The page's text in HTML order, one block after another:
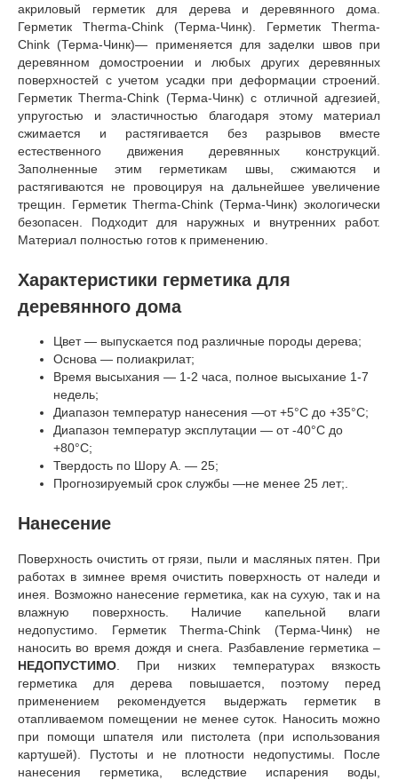
акриловый герметик для дерева и деревянного дома.
Герметик Therma-Chink (Терма-Чинк). Герметик Therma-
Chink (Терма-Чинк)— применяется для заделки швов при
деревянном домостроении и любых других деревянных
поверхностей с учетом усадки при деформации строений.
Герметик Тherma-Chink (Терма-Чинк) с отличной адгезией,
упругостью и эластичностью благодаря этому материал
сжимается и растягивается без разрывов вместе
естественного движения деревянных конструкций.
Заполненные этим герметикам швы, сжимаются и
растягиваются не провоцируя на дальнейшее увеличение
трещин. Герметик Therma-Chink (Терма-Чинк) экологически
безопасен. Подходит для наружных и внутренних работ.
Материал полностью готов к применению.
Характеристики герметика для
деревянного дома
Цвет — выпускается под различные породы дерева;
Основа — полиакрилат;
Время высыхания — 1-2 часа, полное высыхание 1-7
недель;
Диапазон температур нанесения —от +5°С до +35°С;
Диапазон температур эксплутации — от -40°С до
+80°С;
Твердость по Шору А. — 25;
Прогнозируемый срок службы —не менее 25 лет;.
Нанесение
Поверхность очистить от грязи, пыли и масляных пятен. При
работах в зимнее время очистить поверхность от наледи и
инея. Возможно нанесение герметика, как на сухую, так и на
влажную поверхность. Наличие капельной влаги
недопустимо. Герметик Therma-Chink (Терма-Чинк) не
наносить во время дождя и снега. Разбавление герметика –
НЕДОПУСТИМО . При низких температурах вязкость
герметика для дерева повышается, поэтому перед
применением рекомендуется выдержать герметик в
отапливаемом помещении не менее суток. Наносить можно
при помощи шпателя или пистолета (при использования
картушей). Пустоты и не плотности недопустимы. После
нанесения герметика, вследствие испарения воды,